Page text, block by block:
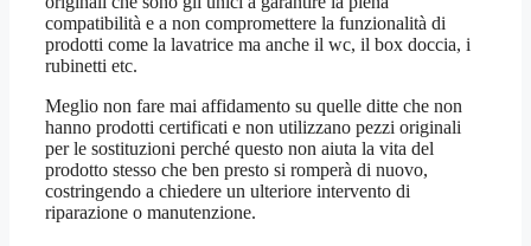
compatibilità e a non compromettere la funzionalità di
prodotti come la lavatrice ma anche il wc, il box doccia, i
rubinetti etc.
Meglio non fare mai affidamento su quelle ditte che non
hanno prodotti certificati e non utilizzano pezzi originali
per le sostituzioni perché questo non aiuta la vita del
prodotto stesso che ben presto si romperà di nuovo,
costringendo a chiedere un ulteriore intervento di
riparazione o manutenzione.